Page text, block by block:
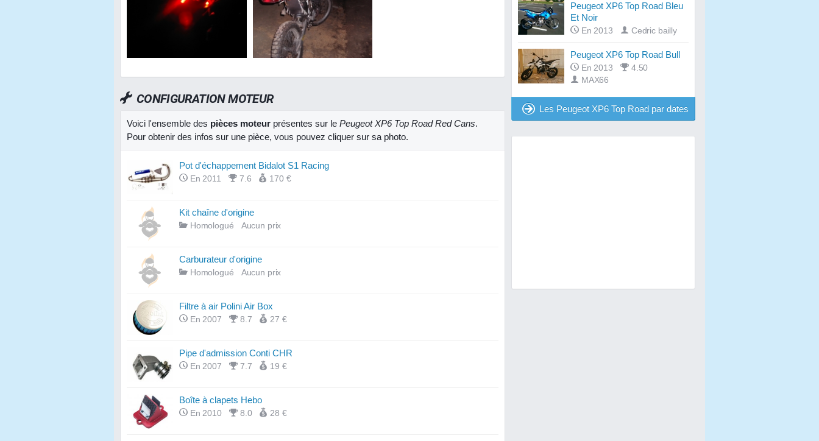
CONFIGURATION MOTEUR
Voici l'ensemble des pièces moteur présentes sur le Peugeot XP6 Top Road Red Cans.
Pour obtenir des infos sur une pièce, vous pouvez cliquer sur sa photo.
Pot d'échappement Bidalot S1 Racing
En 2011 7.6 170 €
Kit chaîne d'origine
Homologué Aucun prix
Carburateur d'origine
Homologué Aucun prix
Filtre à air Polini Air Box
En 2007 8.7 27 €
Pipe d'admission Conti CHR
En 2007 7.7 19 €
Boîte à clapets Hebo
En 2010 8.0 28 €
Peugeot XP6 Top Road Bleu
Et Noir
En 2013 Cedric bailly
Peugeot XP6 Top Road Bull
En 2013
4.50
MAX66
Les Peugeot XP6 Top Road par dates